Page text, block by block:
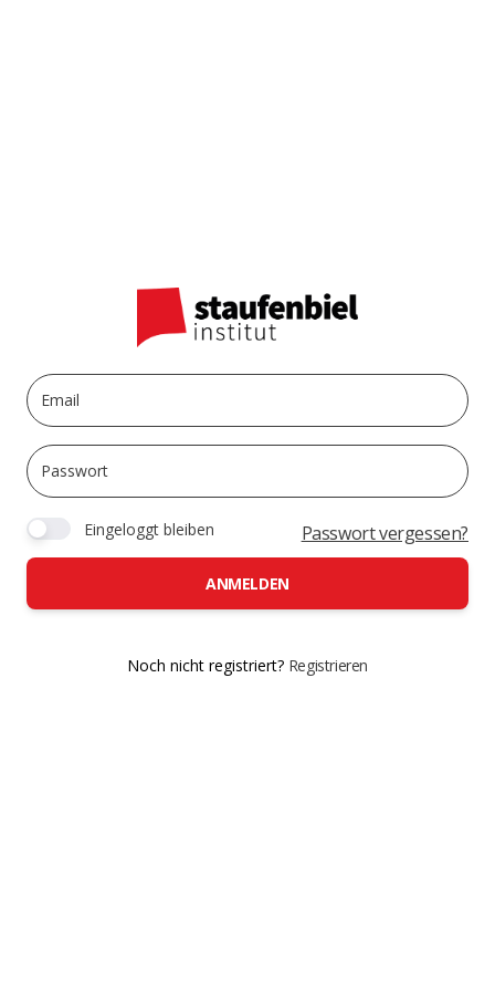
Eingeloggt bleiben Passwort vergessen?
ANMELDEN
Noch nicht registriert? Registrieren